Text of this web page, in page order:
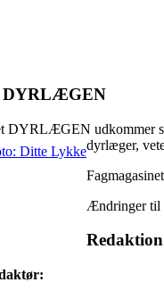
DYRLÆGEN
DYRLÆGEN udkommer
dyrlæger,
Ændringer til
Redaktion